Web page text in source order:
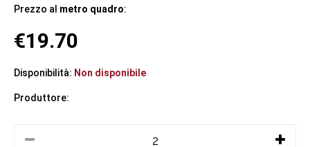
Prezzo al metro quadro:
€19.70
Disponibilità: Non disponibile
Produttore: